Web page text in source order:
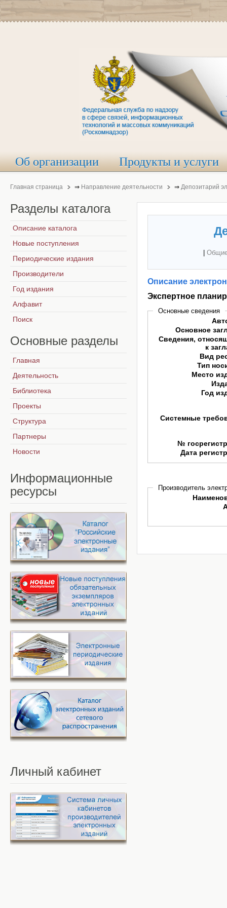
Об организации Продукты и услуги
Главная страница ⇒ Направление деятельности ⇒ Депозитарий
Описание
Экспертное
Основные сведения
Основное
Сведения,
к
Вид
Тип
Место
Год
Системные
№
Дата
Производитель
Разделы каталога
Описание каталога
Новые поступления
Периодические издания
Производители
Год издания
Алфавит
Поиск
Основные разделы
Главная
Деятельность
Библиотека
Проекты
Структура
Партнеры
Новости
Информационные
ресурсы
Личный кабинет